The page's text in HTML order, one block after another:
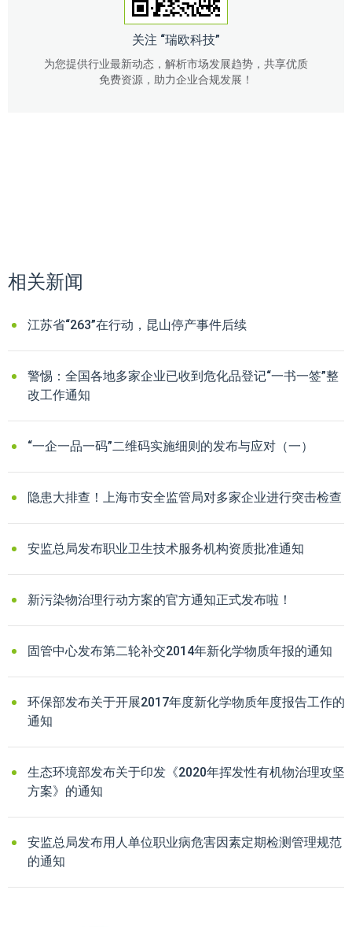
关注 “瑞欧科技”
为您提供行业最新动态，解析市场发展趋势，共享优质
免费资源，助力企业合规发展！
相关新闻
江苏省“263”在行动，昆山停产事件后续
警惕：全国各地多家企业已收到危化品登记“一书一签”整
改工作通知
“一企一品一码”二维码实施细则的发布与应对（一）
隐患大排查！上海市安全监管局对多家企业进行突击检查
安监总局发布职业卫生技术服务机构资质批准通知
新污染物治理行动方案的官方通知正式发布啦！
固管中心发布第二轮补交2014年新化学物质年报的通知
环保部发布关于开展2017年度新化学物质年度报告工作的
通知
生态环境部发布关于印发《2020年挥发性有机物治理攻坚
方案》的通知
安监总局发布用人单位职业病危害因素定期检测管理规范
的通知